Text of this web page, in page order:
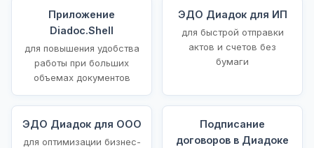
Приложение
Diadoc.Shell
для повышения удобства
работы при больших
объемах документов
ЭДО Диадок для ИП
для быстрой отправки
актов и счетов без
бумаги
ЭДО Диадок для ООО
для оптимизации бизнес-
Подписание
договоров в Диадоке